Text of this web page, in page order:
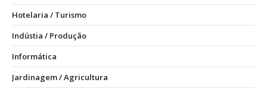
Hotelaria / Turismo
Indústia / Produção
Informática
Jardinagem / Agricultura